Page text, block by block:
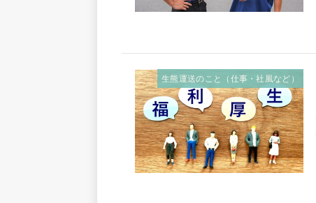
生熊運送のこと（仕事・社風など）